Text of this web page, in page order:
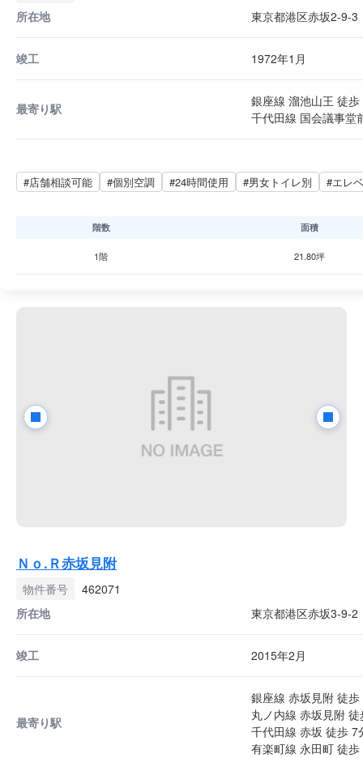
所在地 東京都港区赤坂2-9-3
竣工 1972年1月
最寄り駅
銀座線 溜池山王 徒歩
千代田線 国会議事堂
#店舗相談可能 #個別空調 #24時間使用 #男女トイレ別 #エレ
階数 面積
1階 21.80坪
Ｎｏ.Ｒ赤坂見附
物件番号
462071
所在地
東京都港区赤坂3-9-2
竣工 2015年2月
最寄り駅
銀座線 赤坂見附 徒歩
丸ノ内線 赤坂見附
千代田線 赤坂 徒歩 7
有楽町線 永田町 徒歩